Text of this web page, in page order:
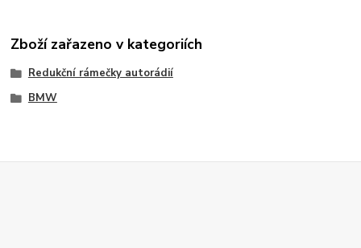
Zboží zařazeno v kategoriích
Redukční rámečky autorádií
BMW